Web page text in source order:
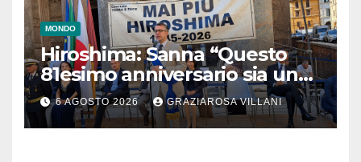
MONDO
Hiroshima: Sanna “Questo
81esimo anniversario sia un
monito per tutti”
6 AGOSTO 2026 GRAZIAROSA VILLANI